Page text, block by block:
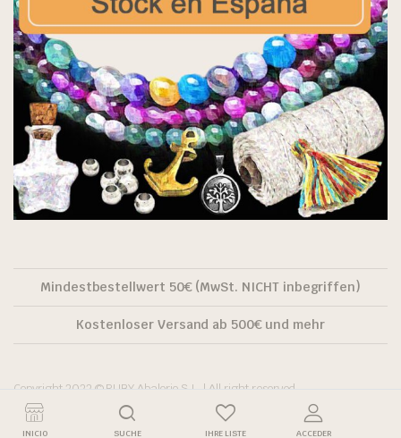
Mindestbestellwert 50€ (MwSt. NICHT inbegriffen)
Kostenloser Versand ab 500€ und mehr
Copyright 2022 © RUBY Abalorio S.L. | All right reserved.
INICIO SUCHE IHRE LISTE ACCEDER